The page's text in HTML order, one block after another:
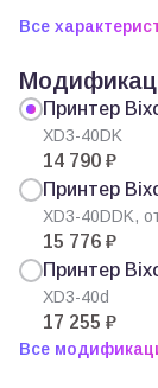
Все
Принтер
XD3-40DK
14 790 ₽
Принтер
XD3-40DDK,
15 776 ₽
Принтер
XD3-40d
17 255 ₽
Все